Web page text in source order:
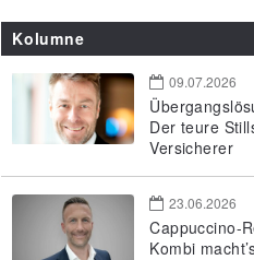
Kolumne
09.07.2026
Der teure
Versicherer
23.06.2026
Cappuccino-
Kombi